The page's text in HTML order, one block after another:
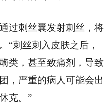
过刺丝囊发射刺丝，将
“刺丝刺入皮肤之后，
类，甚至致痛剂，导致
，严重的病人可能会出
克。”